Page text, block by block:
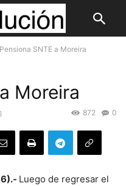
Pensiona SNTE a Moreira
Moreira
0
872
Luego de regresar el